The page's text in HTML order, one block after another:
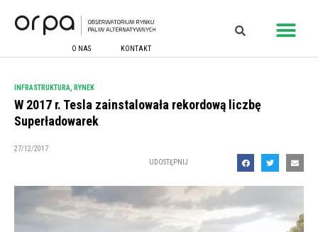
O NAS KONTAKT
INFRASTRUKTURA RYNEK
W 2017 r. Tesla zainstalowała rekordową liczbę
Superładowarek
27/12/2017
UDOSTĘPNIJ